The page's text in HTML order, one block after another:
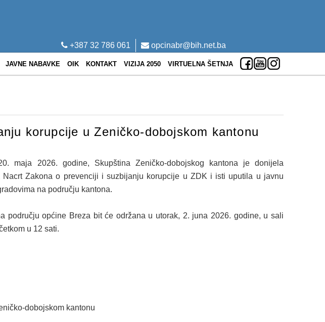
+387 32 786 061 opcinabr@bih.net.ba
JAVNE NABAVKE OIK KONTAKT VIZIJA 2050 VIRTUELNA ŠETNJA
korupcije u Zeničko-dobojskom kantonu
maja 2026. godine, Skupština Zeničko-dobojskog kantona je donijela
Zakona o prevenciji i suzbijanju korupcije u ZDK i isti uputila u javnu
na području kantona.
području općine Breza bit će održana u utorak, 2. juna 2026. godine, u sali
u 12 sati.
dobojskom kantonu